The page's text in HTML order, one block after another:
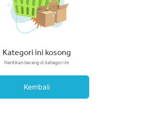
Kategori ini kosong
Nantikan barang di kategori ini
Kembali